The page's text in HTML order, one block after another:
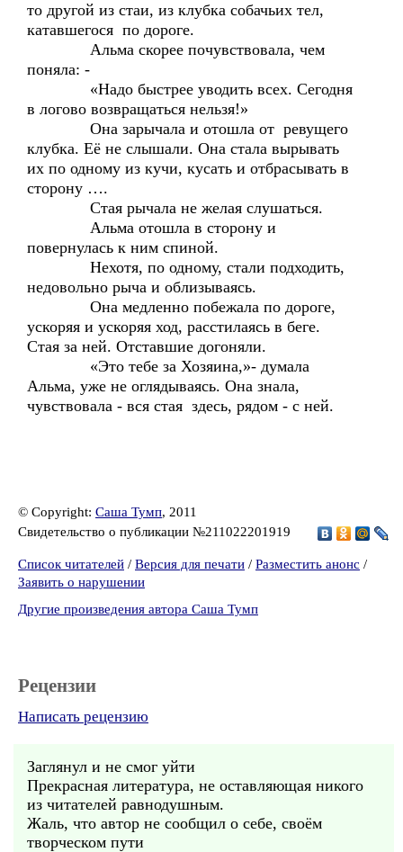
то другой из стаи, из клубка собачьих тел,
катавшегося по дороге.
Альма скорее почувствовала, чем
поняла: -
«Надо быстрее уводить всех. Сегодня
в логово возвращаться нельзя!»
Она зарычала и отошла от ревущего
клубка. Её не слышали. Она стала вырывать
их по одному из кучи, кусать и отбрасывать в
сторону ….
Стая рычала не желая слушаться.
Альма отошла в сторону и
повернулась к ним спиной.
Нехотя, по одному, стали подходить,
недовольно рыча и облизываясь.
Она медленно побежала по дороге,
ускоряя и ускоряя ход, расстилаясь в беге.
Стая за ней. Отставшие догоняли.
«Это тебе за Хозяина,»- думала
Альма, уже не оглядываясь. Она знала,
чувствовала - вся стая здесь, рядом - с ней.
© Copyright: Саша Тумп, 2011
Свидетельство о публикации №211022201919
Список читателей / Версия для печати / Разместить анонс /
Заявить о нарушении
Другие произведения автора Саша Тумп
Рецензии
Написать рецензию
Заглянул и не смог уйти
Прекрасная литература, не оставляющая никого
из читателей равнодушным.
Жаль, что автор не сообщил о себе, своём
творческом пути